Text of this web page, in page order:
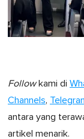
Followkami di
Channels,
antara yang
artikel menarik.